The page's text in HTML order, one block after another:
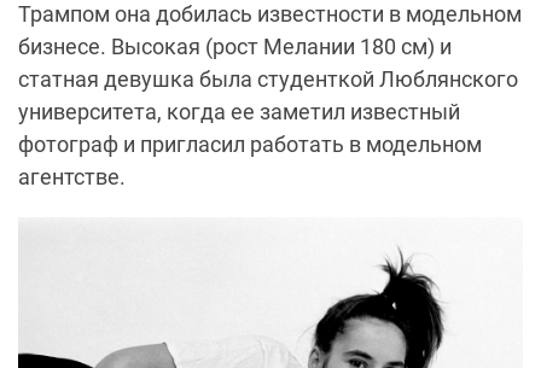
Трампом она добилась известности в модельном
бизнесе. Высокая (рост Мелании 180 см) и
статная девушка была студенткой Люблянского
университета, когда ее заметил известный
фотограф и пригласил работать в модельном
агентстве.